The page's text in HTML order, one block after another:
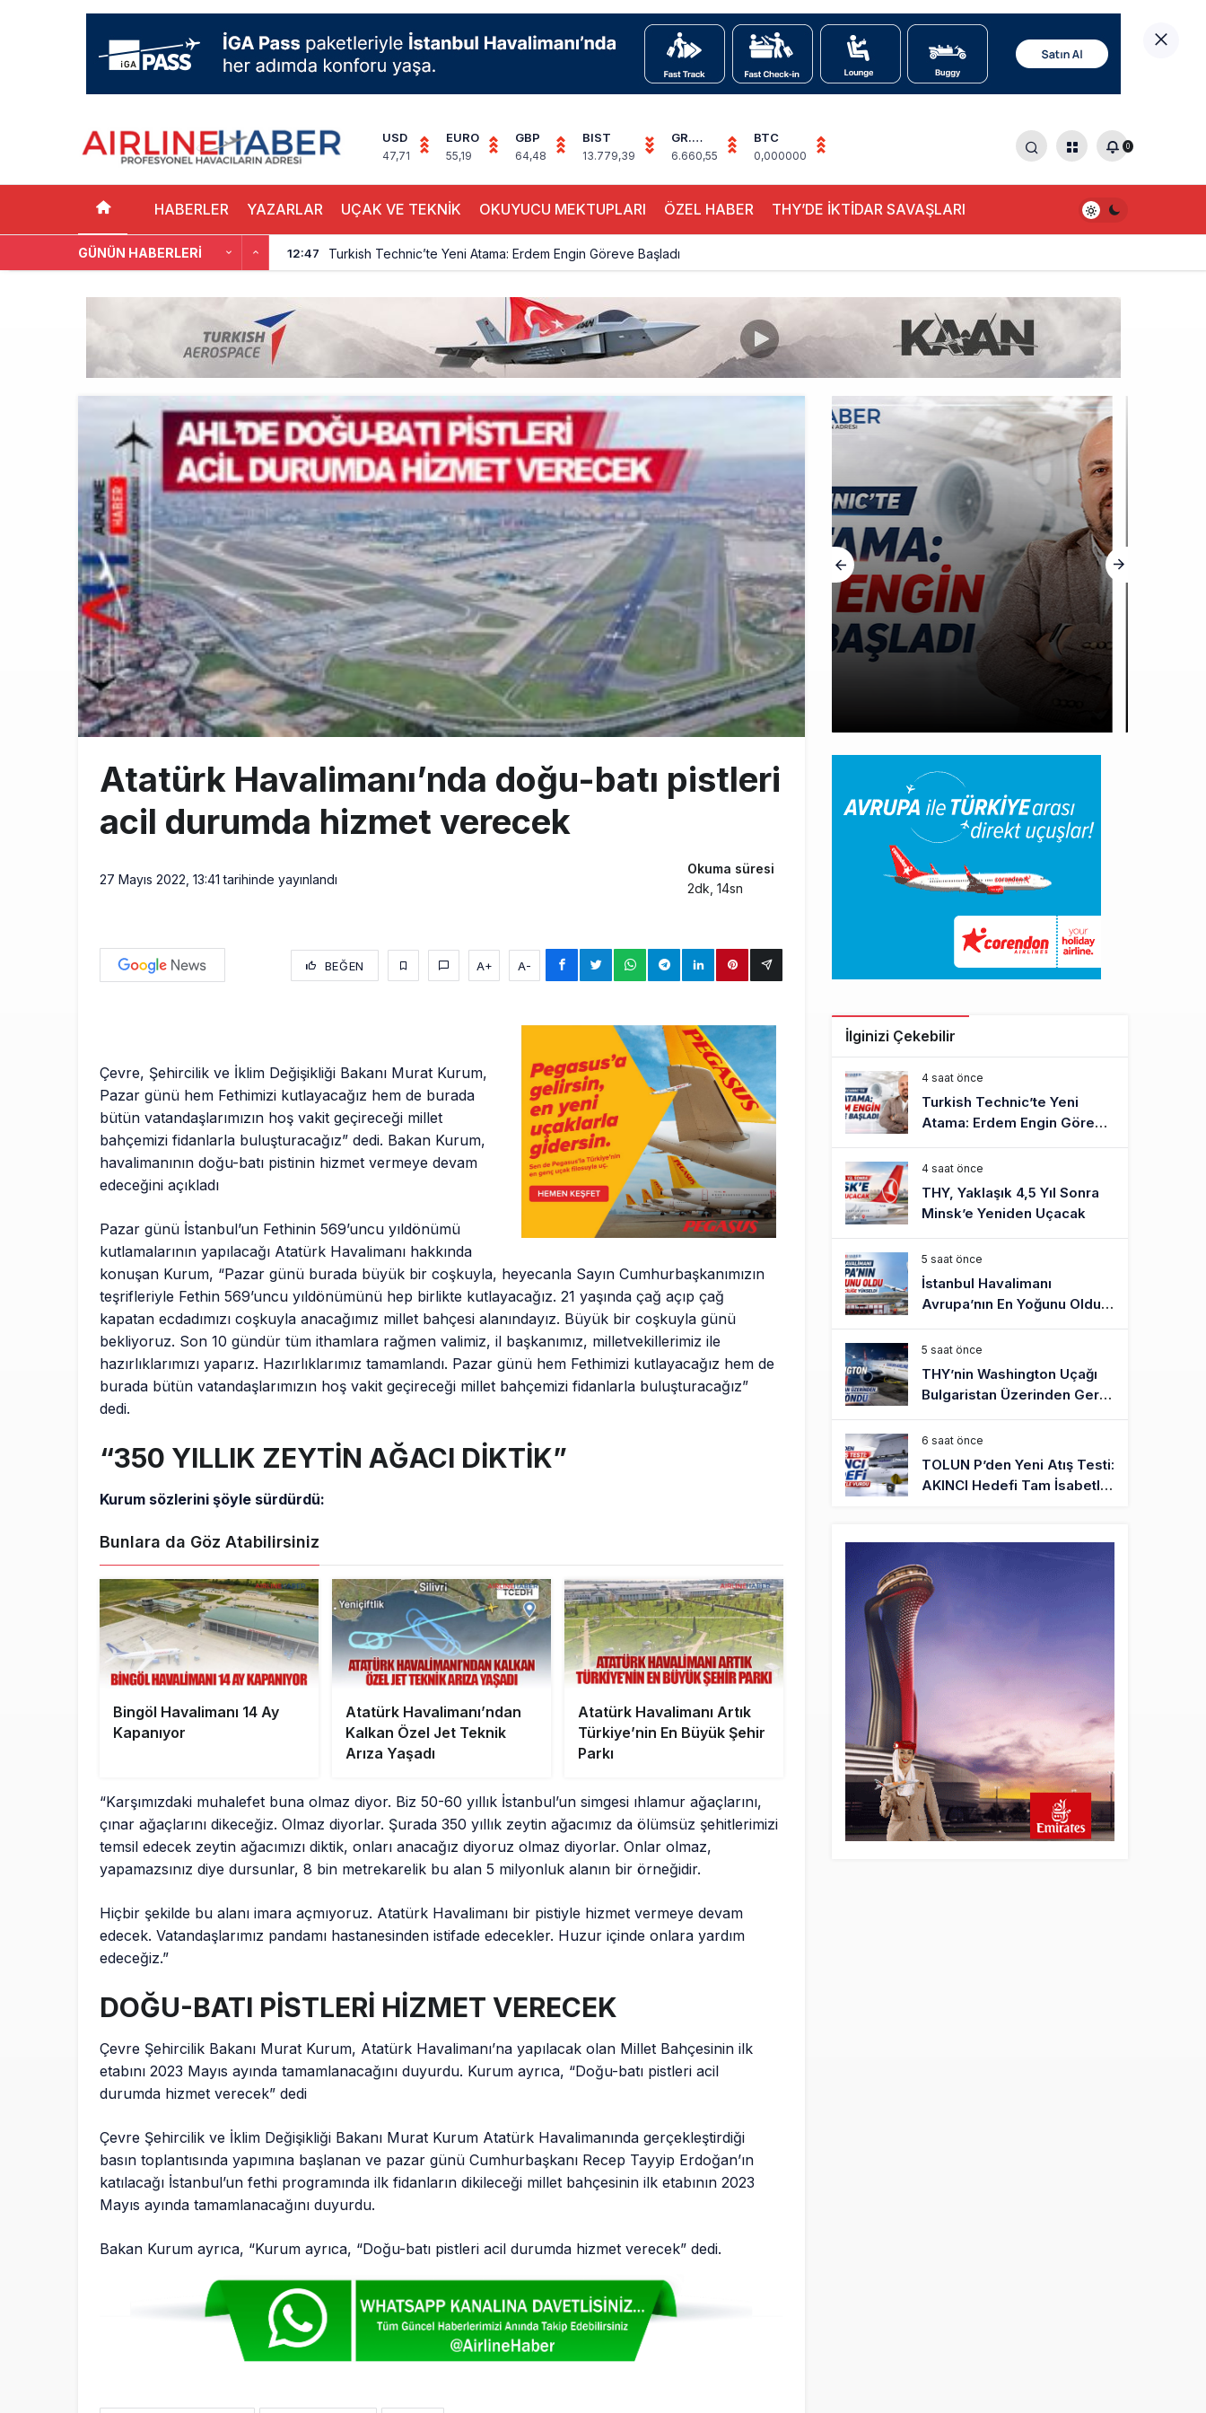
USD
47,71
EURO
55,19
GBP
64,48
BIST
13.779,39
GR.
ALTIN
6.660,55
BTC
0,000000
0
HABERLER YAZARLAR UÇAK VE TEKNİK OKUYUCU MEKTUPLARI ÖZEL HABER THY’DE İKTİDAR SAVAŞLARI
GÜNÜN HABERLERI 12:47 Turkish Technic’te Yeni Atama: Erdem Engin Göreve Başladı
İstanbul Havalimanı Avrupa’nın En Yoğunu Oldu, Dünyada 7’nciliğe Yükseldi
THY’nin Washington Uçağı Bulgaristan Üzerinden Geri Döndü
10:48 TOLUN P’den Yeni Atış Testi: AKINCI Hedefi Tam İsabetle Vurdu
10:26 Türkiye’nin Milli Motor Projelerinde Yeni Dönem: TEI TEKNOLOJİ Kuruldu
18:40 SunExpress Günlük Yolcu Rekorunu 72 Bin 340’a Çıkardı
İstanbul Havalimanı’nın 4. Pistinde İlk Test Uçuşu Yapıldı
Atatürk Havalimanı’nda doğu-batı pistleri
acil durumda hizmet verecek
27 Mayıs 2022, 13:41 tarihinde yayınlandı
Okuma süresi
2dk, 14sn
BEĞEN A+ A-
Çevre, Şehircilik ve İklim Değişikliği Bakanı Murat Kurum,
Pazar günü hem Fethimizi kutlayacağız hem de burada
bütün vatandaşlarımızın hoş vakit geçireceği millet
bahçemizi fidanlarla buluşturacağız” dedi. Bakan Kurum,
havalimanının doğu-batı pistinin hizmet vermeye devam
edeceğini açıkladı
Pazar günü İstanbul’un Fethinin 569’uncu yıldönümü
kutlamalarının yapılacağı Atatürk Havalimanı hakkında
konuşan Kurum, “Pazar günü burada büyük bir coşkuyla, heyecanla Sayın Cumhurbaşkanımızın
teşrifleriyle Fethin 569’uncu yıldönümünü hep birlikte kutlayacağız. 21 yaşında çağ açıp çağ
kapatan ecdadımızı coşkuyla anacağımız millet bahçesi alanındayız. Büyük bir coşkuyla günü
bekliyoruz. Son 10 gündür tüm ithamlara rağmen valimiz, il başkanımız, milletvekillerimiz ile
hazırlıklarımızı yaparız. Hazırlıklarımız tamamlandı. Pazar günü hem Fethimizi kutlayacağız hem de
burada bütün vatandaşlarımızın hoş vakit geçireceği millet bahçemizi fidanlarla buluşturacağız”
dedi.
“350 YILLIK ZEYTİN AĞACI DİKTİK”
Kurum sözlerini şöyle sürdürdü:
Bunlara da Göz Atabilirsiniz
Bingöl Havalimanı 14 Ay
Kapanıyor
Atatürk Havalimanı’ndan
Kalkan Özel Jet Teknik
Arıza Yaşadı
Atatürk Havalimanı Artık
Türkiye’nin En Büyük Şehir
Parkı
“Karşımızdaki muhalefet buna olmaz diyor. Biz 50-60 yıllık İstanbul’un simgesi ıhlamur ağaçlarını,
çınar ağaçlarını dikeceğiz. Olmaz diyorlar. Şurada 350 yıllık zeytin ağacımız da ölümsüz şehitlerimizi
temsil edecek zeytin ağacımızı diktik, onları anacağız diyoruz olmaz diyorlar. Onlar olmaz,
yapamazsınız diye dursunlar, 8 bin metrekarelik bu alan 5 milyonluk alanın bir örneğidir.
Hiçbir şekilde bu alanı imara açmıyoruz. Atatürk Havalimanı bir pistiyle hizmet vermeye devam
edecek. Vatandaşlarımız pandamı hastanesinden istifade edecekler. Huzur içinde onlara yardım
edeceğiz.”
DOĞU-BATI PİSTLERİ HİZMET VERECEK
Çevre Şehircilik Bakanı Murat Kurum, Atatürk Havalimanı’na yapılacak olan Millet Bahçesinin ilk
etabını 2023 Mayıs ayında tamamlanacağını duyurdu. Kurum ayrıca, “Doğu-batı pistleri acil
durumda hizmet verecek” dedi
Çevre Şehircilik ve İklim Değişikliği Bakanı Murat Kurum Atatürk Havalimanında gerçekleştirdiği
basın toplantısında yapımına başlanan ve pazar günü Cumhurbaşkanı Recep Tayyip Erdoğan’ın
katılacağı İstanbul’un fethi programında ilk fidanların dikileceği millet bahçesinin ilk etabının 2023
Mayıs ayında tamamlanacağını duyurdu.
Bakan Kurum ayrıca, “Kurum ayrıca, “Doğu-batı pistleri acil durumda hizmet verecek” dedi.
HABERLER
THY, Yaklaşık 4,5 Yıl Sonra
İlginizi Çekebilir
4 saat önce
Turkish Technic’te Yeni
Atama: Erdem Engin Göreve
Başladı
4 saat önce
THY, Yaklaşık 4,5 Yıl Sonra
Minsk’e Yeniden Uçacak
5 saat önce
İstanbul Havalimanı
Avrupa’nın En Yoğunu Oldu,
Dünyada 7’nciliğe Yükseldi
5 saat önce
THY’nin Washington Uçağı
Bulgaristan Üzerinden Geri
Döndü
6 saat önce
TOLUN P’den Yeni Atış Testi:
AKINCI Hedefi Tam İsabetle
Türkiye’nin Milli Motor
Projelerinde Yeni Dönem:
TEI TEKNOLOJİ Kuruldu
22 saat önce
SunExpress Günlük Yolcu
Rekorunu 72 Bin 340’a
Çıkardı
İstanbul Havalimanı’nın 4.
Pistinde İlk Test Uçuşu
Yapıldı
23 saat önce
Aslıhan Güven, Airport